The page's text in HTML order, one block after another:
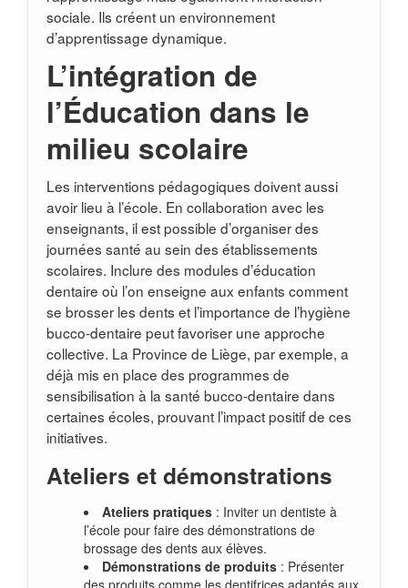
sociale. Ils créent un environnement
d’apprentissage dynamique.
L’intégration de
l’Éducation dans le
milieu scolaire
Les interventions pédagogiques doivent aussi
avoir lieu à l’école. En collaboration avec les
enseignants, il est possible d’organiser des
journées santé au sein des établissements
scolaires. Inclure des modules d’éducation
dentaire où l’on enseigne aux enfants comment
se brosser les dents et l’importance de l’hygiène
bucco-dentaire peut favoriser une approche
collective. La Province de Liège, par exemple, a
déjà mis en place des programmes de
sensibilisation à la santé bucco-dentaire dans
certaines écoles, prouvant l’impact positif de ces
initiatives.
Ateliers et démonstrations
Ateliers pratiques: Inviter un dentiste à
l’école pour faire des démonstrations de
brossage des dents aux élèves.
Démonstrations de produits: Présenter